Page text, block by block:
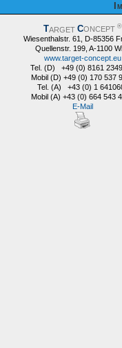
TARGET CONCEPT ®
Wiesenthalstr. 61, D-85356
Quellenstr. 199, A-1100
www.target-concept.eu
Tel. (D) +49 (0) 8161
Mobil (D) +49 (0) 170 537
Tel. (A) +43 (0) 1
Mobil (A) +43 (0) 664 543
E-Mail